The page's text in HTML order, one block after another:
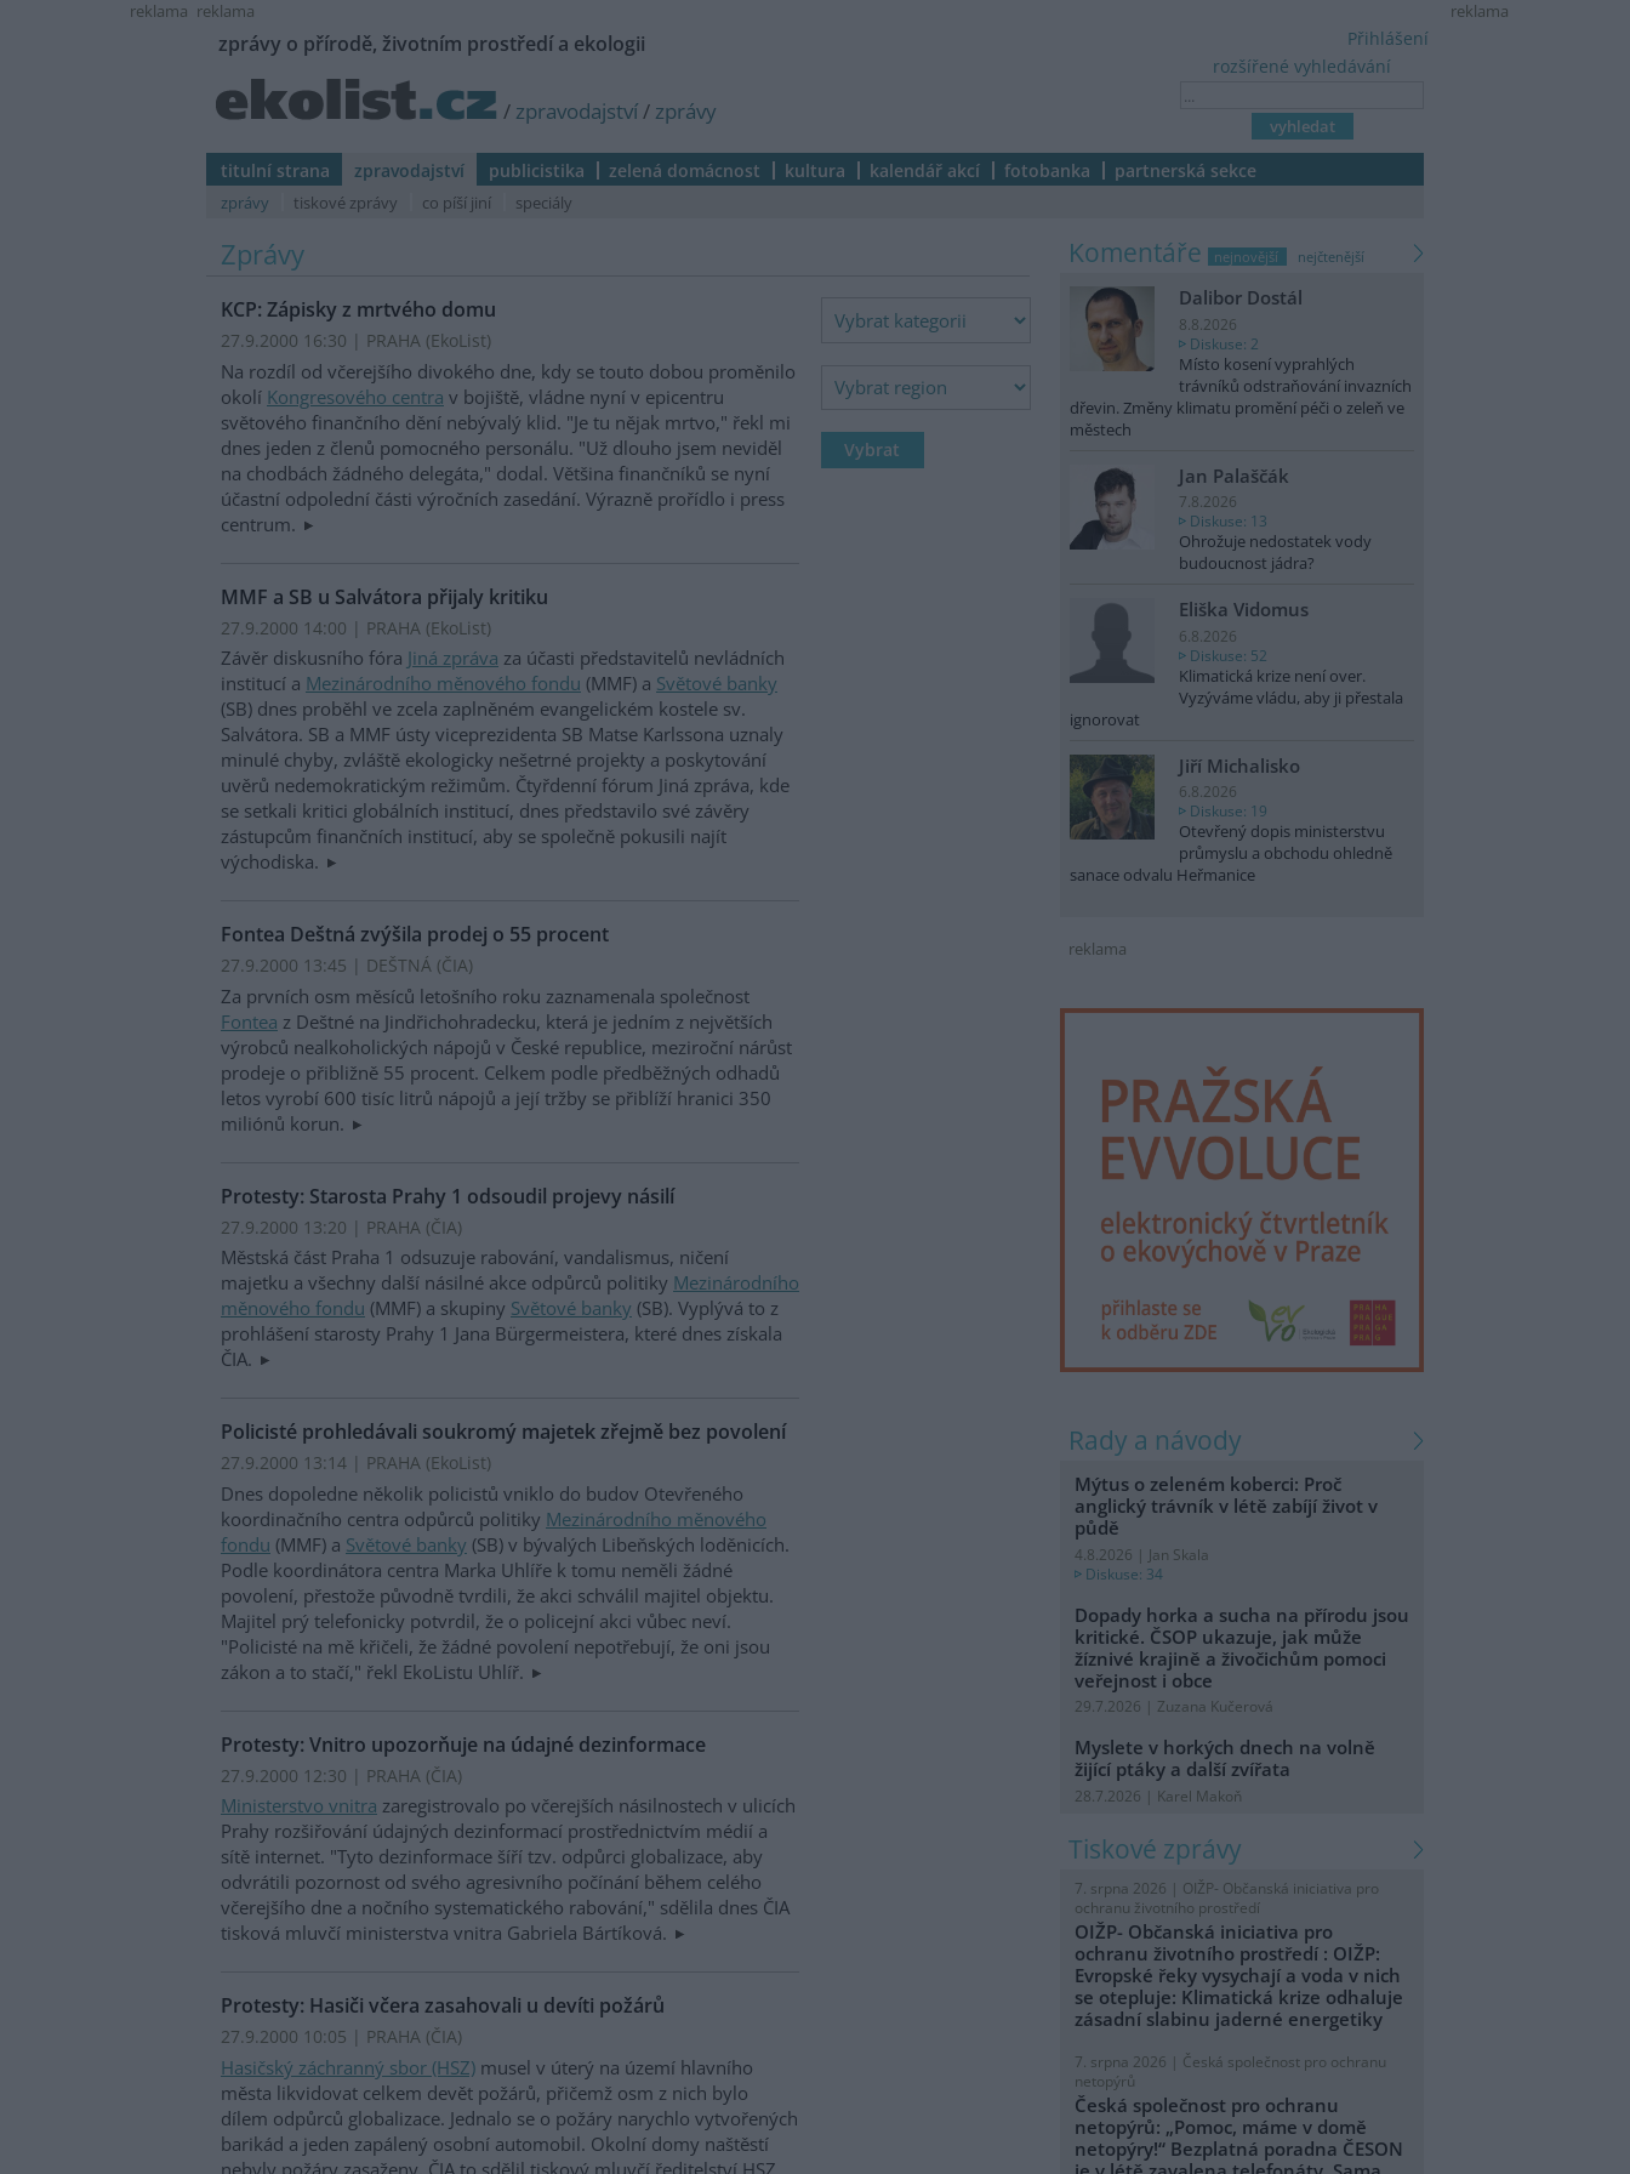
reklama
reklama reklama
zprávy o přírodě, životním prostředí a ekologii
/ zpravodajství/ zprávy
rozšířené vyhledávání
Přihlášení
titulní strana zpravodajství publicistika zelená domácnost kultura kalendář akcí fotobanka partnerská sekce
zprávy tiskové zprávy co píší jiní speciály
Zprávy
KCP: Zápisky z mrtvého domu
27.9.2000 16:30 | PRAHA (EkoList)
Na rozdíl od včerejšího divokého dne, kdy se touto dobou proměnilo
okolí Kongresového centra v bojiště, vládne nyní v epicentru
světového finančního dění nebývalý klid. "Je tu nějak mrtvo," řekl mi
dnes jeden z členů pomocného personálu. "Už dlouho jsem neviděl
na chodbách žádného delegáta," dodal. Většina finančníků se nyní
účastní odpolední části výročních zasedání. Výrazně prořídlo i press
centrum.
MMF a SB u Salvátora přijaly kritiku
27.9.2000 14:00 | PRAHA (EkoList)
Závěr diskusního fóra Jiná zpráva za účasti představitelů nevládních
institucí a Mezinárodního měnového fondu (MMF) a Světové banky
(SB) dnes proběhl ve zcela zaplněném evangelickém kostele sv.
Salvátora. SB a MMF ústy viceprezidenta SB Matse Karlssona uznaly
minulé chyby, zvláště ekologicky nešetrné projekty a poskytování
uvěrů nedemokratickým režimům. Čtyřdenní fórum Jiná zpráva, kde
se setkali kritici globálních institucí, dnes představilo své závěry
zástupcům finančních institucí, aby se společně pokusili najít
východiska.
Fontea Deštná zvýšila prodej o 55 procent
27.9.2000 13:45 | DEŠTNÁ (ČIA)
Za prvních osm měsíců letošního roku zaznamenala společnost
Fontea z Deštné na Jindřichohradecku, která je jedním z největších
výrobců nealkoholických nápojů v České republice, meziroční nárůst
prodeje o přibližně 55 procent. Celkem podle předběžných odhadů
letos vyrobí 600 tisíc litrů nápojů a její tržby se přiblíží hranici 350
miliónů korun.
Protesty: Starosta Prahy 1 odsoudil projevy násilí
27.9.2000 13:20 | PRAHA (ČIA)
Městská část Praha 1 odsuzuje rabování, vandalismus, ničení
majetku a všechny další násilné akce odpůrců politiky Mezinárodního
měnového fondu (MMF) a skupiny Světové banky (SB). Vyplývá to z
prohlášení starosty Prahy 1 Jana Bürgermeistera, které dnes získala
ČIA.
Policisté prohledávali soukromý majetek zřejmě bez povolení
27.9.2000 13:14 | PRAHA (EkoList)
Dnes dopoledne několik policistů vniklo do budov Otevřeného
koordinačního centra odpůrců politiky Mezinárodního měnového
fondu (MMF) a Světové banky (SB) v bývalých Libeňských loděnicích.
Podle koordinátora centra Marka Uhlíře k tomu neměli žádné
povolení, přestože původně tvrdili, že akci schválil majitel objektu.
Majitel prý telefonicky potvrdil, že o policejní akci vůbec neví.
"Policisté na mě křičeli, že žádné povolení nepotřebují, že oni jsou
zákon a to stačí," řekl EkoListu Uhlíř.
Protesty: Vnitro upozorňuje na údajné dezinformace
27.9.2000 12:30 | PRAHA (ČIA)
Ministerstvo vnitra zaregistrovalo po včerejších násilnostech v ulicích
Prahy rozšiřování údajných dezinformací prostřednictvím médií a
sítě internet. "Tyto dezinformace šíří tzv. odpůrci globalizace, aby
odvrátili pozornost od svého agresivního počínání během celého
včerejšího dne a nočního systematického rabování," sdělila dnes ČIA
tisková mluvčí ministerstva vnitra Gabriela Bártíková.
Protesty: Hasiči včera zasahovali u devíti požárů
27.9.2000 10:05 | PRAHA (ČIA)
Hasičský záchranný sbor (HSZ) musel v úterý na území hlavního
města likvidovat celkem devět požárů, přičemž osm z nich bylo
dílem odpůrců globalizace. Jednalo se o požáry narychlo vytvořených
barikád a jeden zapálený osobní automobil. Okolní domy naštěstí
nebyly požáry zasaženy. ČIA to sdělil tiskový mluvčí ředitelství HSZ
komentáře nejnovější nejčtenější
Dalibor Dostál
8.8.2026
Diskuse: 2
Místo kosení vyprahlých
trávníků odstraňování invazních
dřevin. Změny klimatu promění péči o zeleň ve
městech
Jan Palaščák
7.8.2026
Diskuse: 13
Ohrožuje nedostatek vody
budoucnost jádra?
Eliška Vidomus
6.8.2026
Diskuse: 52
Klimatická krize není over.
Vyzýváme vládu, aby ji přestala
ignorovat
Jiří Michalisko
6.8.2026
Diskuse: 19
Otevřený dopis ministerstvu
průmyslu a obchodu ohledně
sanace odvalu Heřmanice
reklama
rady a návody
Mýtus o zeleném koberci: Proč
anglický trávník v létě zabíjí život v
půdě
4.8.2026 | Jan Skala
Diskuse: 34
Dopady horka a sucha na přírodu jsou
kritické. ČSOP ukazuje, jak může
žíznivé krajině a živočichům pomoci
veřejnost i obce
29.7.2026 | Zuzana Kučerová
Myslete v horkých dnech na volně
žijící ptáky a další zvířata
28.7.2026 | Karel Makoň
tiskové zprávy
7. srpna 2026 | OIŽP- Občanská iniciativa pro
ochranu životního prostředí
OIŽP- Občanská iniciativa pro
ochranu životního prostředí : OIŽP:
Evropské řeky vysychají a voda v nich
se otepluje: Klimatická krize odhaluje
zásadní slabinu jaderné energetiky
7. srpna 2026 | Česká společnost pro ochranu
netopýrů
Česká společnost pro ochranu
netopýrů: „Pomoc, máme v domě
netopýry!“ Bezplatná poradna ČESON